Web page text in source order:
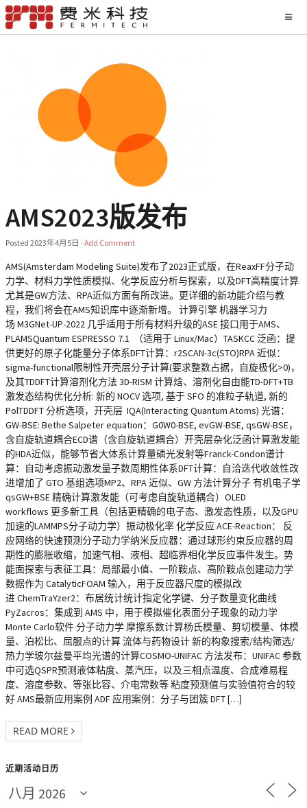
AMS2023版发布
Posted 2023年4月5日 · Add Comment
AMS(Amsterdam Modeling Suite)发布了2023正式版，在ReaxFF分子动
力学、材料力学性质模拟、化学反应分析与探索，以及DFT高精度计算
尤其是GW方法、RPA近似方面有所改进。更详细的新功能介绍与教
程，我们将会在AMS知识库中逐渐新增。 计算引擎 机器学习力
场 M3GNet-UP-2022 几乎适用于所有材料升级的ASE 接口用于AMS、
PLAMSQuantum ESPRESSO 7.1 （适用于 Linux/Mac）TASKCC 泛函：提
供更好的原子化能量分子体系DFT计算：r2SCAN-3c(STO)RPA 近似：
sigma-functional限制性开壳层分子计算(要求整数占据，自旋极化>0)，
及其TDDFT计算溶剂化方法 3D-RISM 计算焓、溶剂化自由能TD-DFT+TB
激发态结构优化分析: 新的 NOCV 选项, 基于 SFO 的准粒子轨道, 新的
PolTDDFT 分析选项，开壳层 IQA(Interacting Quantum Atoms) 光谱：
GW-BSE: Bethe Salpeter equation：G0W0-BSE, evGW-BSE, qsGW-BSE，
含自旋轨道耦合ECD谱（含自旋轨道耦合）开壳层杂化泛函计算激发能
的HDA近似，能够节省大体系计算量磷光发射等Franck-Condon谱计
算：自动考虑振动激发量子数周期性体系DFT计算：自洽迭代收敛性改
进增加了 GTO 基组选项MP2、RPA 近似、GW 方法计算分子 有机电子学
qsGW+BSE 精确计算激发能（可考虑自旋轨道耦合）OLED
workflows 更多新工具（包括更精确的电子态、激发态性质，以及GPU
加速的LAMMPS分子动力学）振动极化率 化学反应 ACE-Reaction： 反
应网络的快速预测分子动力学纳米反应器：通过球形约束反应器的周
期性的膨胀收缩，加速气相、液相、超临界相化学反应事件发生。势
能面探索与表征工具：局部最小值、一阶鞍点、高阶鞍点创建动力学
数据作为 CatalyticFOAM 输入，用于反应器尺度的模拟改
进 ChemTraYzer2：布居统计统计指定化学键、分子数量变化曲线
PyZacros：集成到 AMS 中，用于模拟催化表面分子现象的动力学
Monte Carlo软件 分子动力学 摩擦系数计算杨氏模量、剪切模量、体模
量、泊松比、屈服点的计算 流体与药物设计 新的构象搜索/结构筛选/
热力学玻尔兹曼平均光谱的计算COSMO-UNIFAC 方法发布：UNIFAC 参数
中可选QSPR预测液体粘度、蒸汽压，以及三相点温度、合成难易程
度、溶度参数、等张比容、介电常数等 粘度预测值与实验值符合的较
好 AMS最新应用案例 ADF 应用案例：分子与团簇 DFT […]
READ MORE
近期活动日历